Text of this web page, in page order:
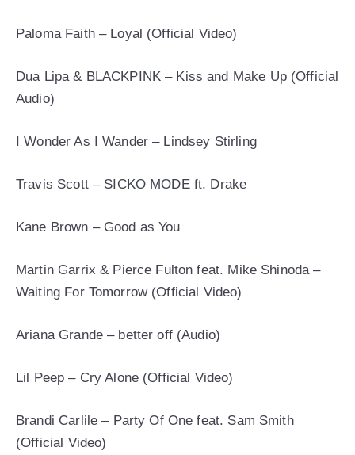
Paloma Faith – Loyal (Official Video)
Dua Lipa & BLACKPINK – Kiss and Make Up (Official
Audio)
I Wonder As I Wander – Lindsey Stirling
Travis Scott – SICKO MODE ft. Drake
Kane Brown – Good as You
Martin Garrix & Pierce Fulton feat. Mike Shinoda –
Waiting For Tomorrow (Official Video)
Ariana Grande – better off (Audio)
Lil Peep – Cry Alone (Official Video)
Brandi Carlile – Party Of One feat. Sam Smith
(Official Video)